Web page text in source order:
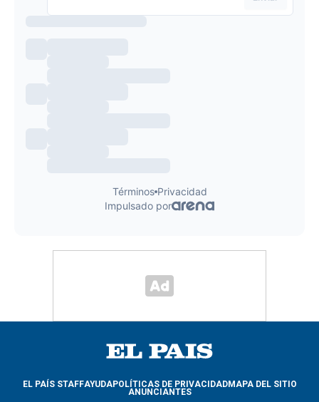
EL PAÍS STAFFAYUDAPOLÍTICAS DE PRIVACIDADMAPA DEL SITIO
ANUNCIANTES